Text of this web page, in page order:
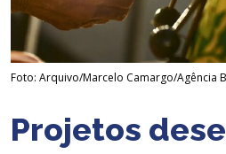
Foto: Arquivo/Marcelo Camargo/Agência
Projetos